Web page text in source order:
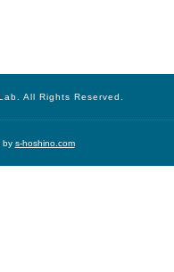
All Rights Reserved.
by s-hoshino.com